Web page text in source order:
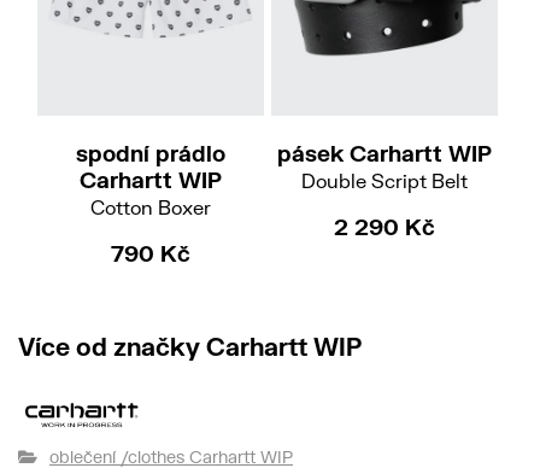
spodní prádlo
Carhartt WIP
Cotton Boxer
790 Kč
pásek Carhartt WIP
Double Script Belt
2 290 Kč
Více od značky Carhartt WIP
oblečení /clothes Carhartt WIP